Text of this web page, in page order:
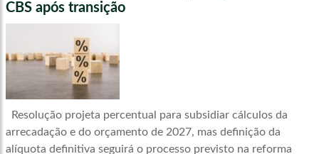
CBS após transição
Resolução projeta percentual para subsidiar cálculos da
arrecadação e do orçamento de 2027, mas definição da
alíquota definitiva seguirá o processo previsto na reforma